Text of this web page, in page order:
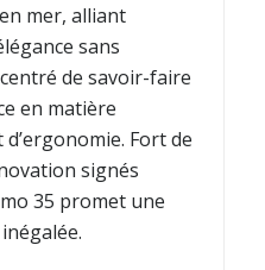
mer, alliant
sans
de savoir-faire
en matière
Fort de
signés
35 promet une